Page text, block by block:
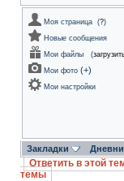
Моя страница (?)
Новые сообщения
Мои файлы
(
Мои фото (+)
Мои настройки
Закладки
Ответить в этой
темы